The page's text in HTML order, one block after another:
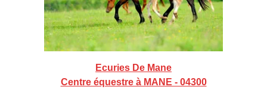
Ecuries De Mane
Centre équestre à MANE - 04300